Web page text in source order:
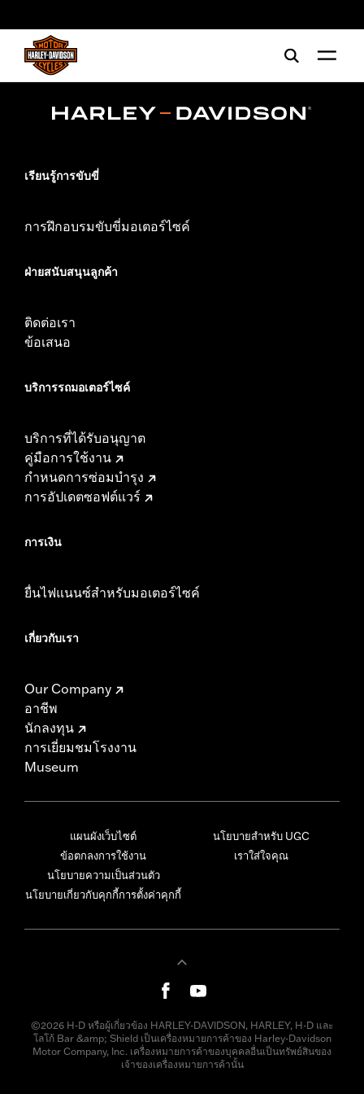
เรียนรู้การขับขี่
การฝึกอบรมขับขี่มอเตอร์ไซค์
ฝ่ายสนับสนุนลูกค้า
ติดต่อเรา
ข้อเสนอ
บริการรถมอเตอร์ไซค์​
บริการที่ได้รับอนุญาต
คู่มือการใช้งาน
กำหนดการซ่อมบำรุง
การอัปเดตซอฟต์แวร์
การเงิน
ยื่นไฟแนนซ์สำหรับมอเตอร์ไซค์
เกี่ยวกับเรา
Our Company
อาชีพ
นักลงทุน
การเยี่ยมชมโรงงาน
Museum
แผนผังเว็บไซต์
ข้อตกลงการใช้งาน
นโยบายความเป็นส่วนตัว
นโยบายเกี่ยวกับคุกกี้การตั้งค่าคุกกี้
นโยบายสำหรับ UGC
เราใส่ใจคุณ
©2026 H-D หรือผู้เกี่ยวข้อง HARLEY-DAVIDSON, HARLEY, H-D และ
โลโก้ Bar &amp; Shield เป็นเครื่องหมายการค้าของ Harley-Davidson
Motor Company, Inc. เครื่องหมายการค้าของบุคคลอื่นเป็นทรัพย์สินของ
เจ้าของเครื่องหมายการค้านั้น